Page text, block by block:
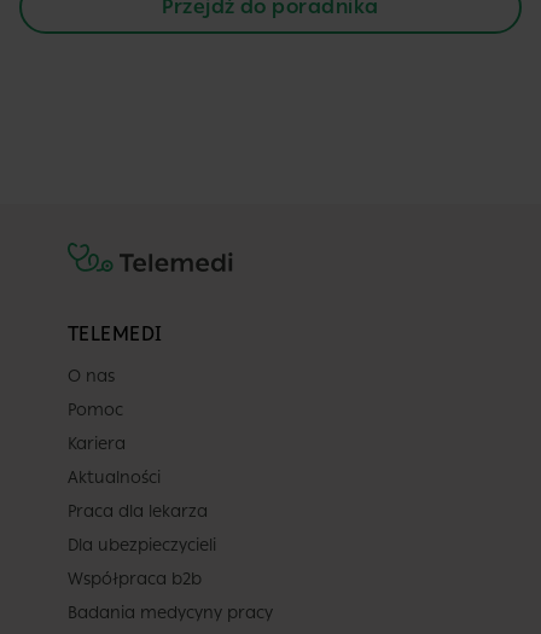
Przejdź do poradnika
TELEMEDI
O nas
Pomoc
Kariera
Aktualności
Praca dla lekarza
Dla ubezpieczycieli
Współpraca b2b
Badania medycyny pracy